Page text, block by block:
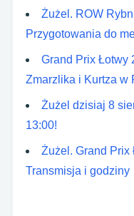
Żużel. ROW
Przygotowania do
Grand Prix Łotwy
Zmarzlika i Kurtza w
Żużel dzisiaj 8
13:00!
Żużel. Grand Prix
Transmisja i godziny